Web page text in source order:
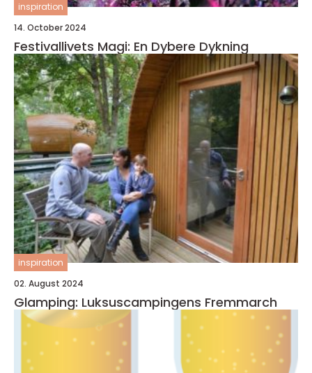
inspiration
14. October 2024
Festivallivets Magi: En Dybere Dykning
inspiration
02. August 2024
Glamping: Luksuscampingens Fremmarch